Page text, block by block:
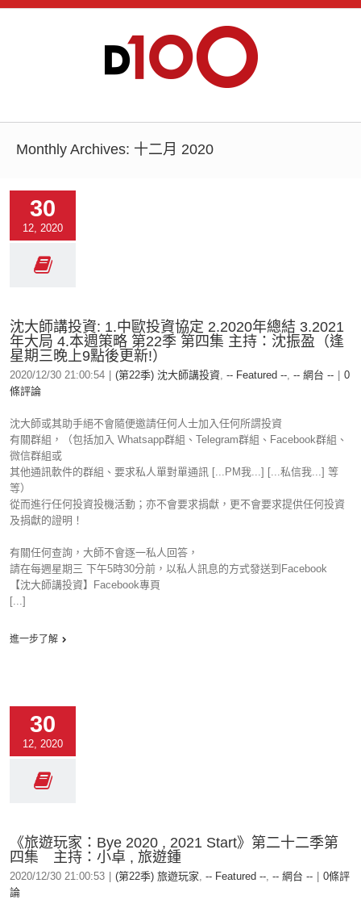
Monthly Archives: 十二月 2020
30
12, 2020
沈大師講投資: 1.中歐投資協定 2.2020年總結 3.2021
年大局 4.本週策略 第22季 第四集 主持：沈振盈（逢
星期三晚上9點後更新!）
2020/12/30 21:00:54 (第22季) 沈大師講投資, -- Featured --, -- 網台 --
0
條評論
沈大師或其助手絕不會隨便邀請任何人士加入任何所謂投資
有關群組，（包括加入 Whatsapp群組、Telegram群組、Facebook群組、
微信群組或
其他通訊軟件的群組、要求私人單對單通訊 [...PM我...] [...私信我...] 等
等）
從而進行任何投資投機活動；亦不會要求捐獻，更不會要求提供任何投資
及捐獻的證明！
有關任何查詢，大師不會逐一私人回答，
請在每週星期三 下午5時30分前，以私人訊息的方式發送到Facebook
【沈大師講投資】Facebook專頁
[...]
進一步了解
30
12, 2020
《旅遊玩家：Bye 2020 , 2021 Start》第二十二季第
四集 主持：小卓 , 旅遊鍾
2020/12/30 21:00:53 (第22季) 旅遊玩家, -- Featured --, -- 網台 --
0條評
論